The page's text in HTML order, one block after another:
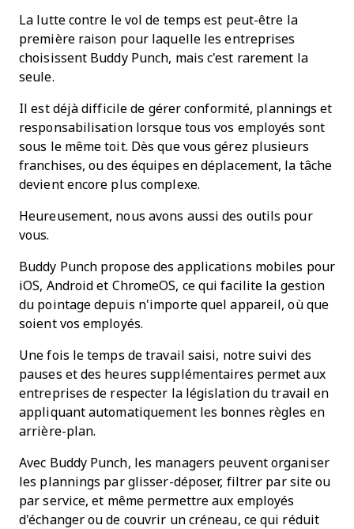
La lutte contre le vol de temps est peut-être la
première raison pour laquelle les entreprises
choisissent Buddy Punch, mais c'est rarement la
seule.
Il est déjà difficile de gérer conformité, plannings et
responsabilisation lorsque tous vos employés sont
sous le même toit. Dès que vous gérez plusieurs
franchises, ou des équipes en déplacement, la tâche
devient encore plus complexe.
Heureusement, nous avons aussi des outils pour
vous.
Buddy Punch propose des applications mobiles pour
iOS, Android et ChromeOS, ce qui facilite la gestion
du pointage depuis n'importe quel appareil, où que
soient vos employés.
Une fois le temps de travail saisi, notre suivi des
pauses et des heures supplémentaires permet aux
entreprises de respecter la législation du travail en
appliquant automatiquement les bonnes règles en
arrière-plan.
Avec Buddy Punch, les managers peuvent organiser
les plannings par glisser-déposer, filtrer par site ou
par service, et même permettre aux employés
d'échanger ou de couvrir un créneau, ce qui réduit